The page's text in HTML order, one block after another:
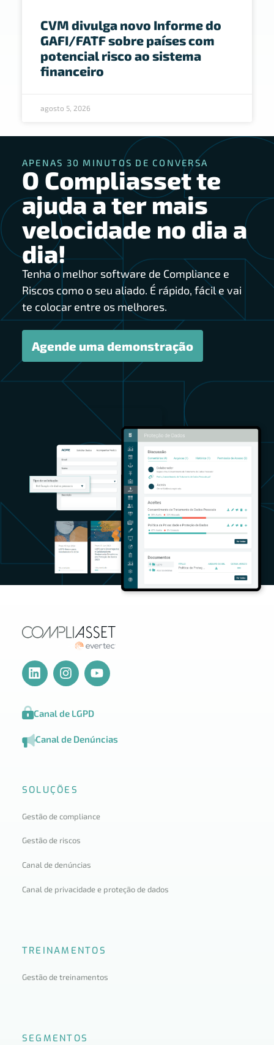
CVM divulga novo Informe do
GAFI/FATF sobre países com
potencial risco ao sistema
financeiro
agosto 5, 2026
APENAS 30 MINUTOS DE CONVERSA
O Compliasset te
ajuda a ter mais
velocidade no dia a
dia!
Tenha o melhor software de Compliance e
Riscos como o seu aliado. É rápido, fácil e vai
te colocar entre os melhores.
Agende uma demonstração
Canal de LGPD
Canal de Denúncias
SOLUÇÕES
Gestão de compliance
Gestão de riscos
Canal de denúncias
Canal de privacidade e proteção de dados
TREINAMENTOS
Gestão de treinamentos
SEGMENTOS